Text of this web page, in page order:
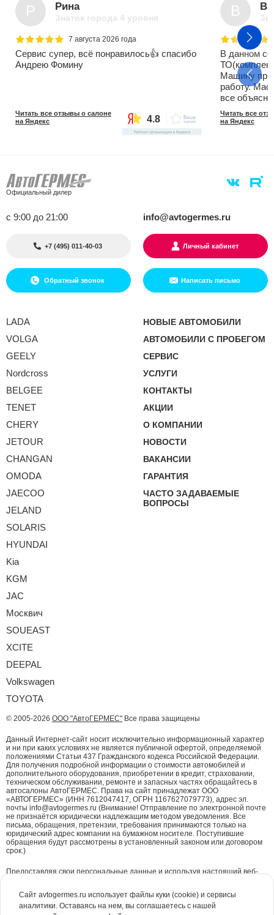
Р Рина
Знаток города 4 уровня
7 августа 2026 года
Сервис супер, всё понравилось👍 спасибо
Андрею Фомину
Читать все отзывы о салоне
на Яндекс
4.8
В
В данном
Машину
работу.
все
данное
первое мое
мелочи,но
Мастер не
Читать все
на Яндекс
Официальный дилер
с 9:00 до 21:00 info@avtogermes.ru
+7 (495) 011-40-03 Личный кабинет
Обратный звонок Написать письмо
LADA
VOLGA
GEELY
Nordcross
BELGEE
TENET
CHERY
JETOUR
CHANGAN
OMODA
JAECOO
JELAND
SOLARIS
HYUNDAI
Kia
KGM
JAC
Москвич
SOUEAST
XCITE
DEEPAL
Volkswagen
TOYOTA
НОВЫЕ АВТОМОБИЛИ
АВТОМОБИЛИ С ПРОБЕГОМ
СЕРВИС
УСЛУГИ
КОНТАКТЫ
АКЦИИ
О КОМПАНИИ
НОВОСТИ
ВАКАНСИИ
ГАРАНТИЯ
ЧАСТО ЗАДАВАЕМЫЕ
ВОПРОСЫ
© 2005-2026 ООО "АвтоГЕРМЕС" Все права защищены
Данный Интернет-сайт носит исключительно информационный характер
и ни при каких условиях не является публичной офертой, определяемой
положениями Статьи 437 Гражданского кодекса Российской Федерации.
Для получения подробной информации о стоимости автомобилей и
дополнительного оборудования, приобретении в кредит, страховании,
техническом обслуживании, ремонте и запасных частях обращайтесь в
автосалоны АвтоГЕРМЕС. Права на сайт принадлежат ООО
«АВТОГЕРМЕС» (ИНН 7612047417, ОГРН 1167627079773), адрес эл.
почты info@avtogermes.ru (Внимание! Отправление по электронной почте
не признаётся юридически надлежащим методом уведомления. Все
письма, обращения, претензии, требования принимаются только на
юридический адрес компании на бумажном носителе. Поступившие
обращения будут рассмотрены в установленный законом или договором
срок.)
Предоставляя свои персональные данные и используя настоящий веб-
Для повышения удобства работы с сайтом и обеспечения его корректной
Сайт avtogermes.ru использует файлы куки (cookie) и сервисы
аналитики. Оставаясь на нем, вы соглашаетесь с нашей